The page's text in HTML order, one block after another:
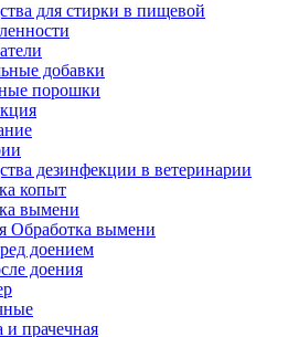
для стирки в пищевой
добавки
порошки
дезинфекции в ветеринарии
копыт
вымени
Обработка вымени
доением
доения
и прачечная